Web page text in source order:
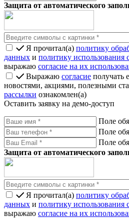
Защита от автоматического
Я прочитал(а) политику
данных и политику использования
выражаю согласие на их
Выражаю согласие получать
новостями, акциями, полезными
рассылки ознакомлен(а)
Оставить заявку на демо-доступ
Поле
Поле
Поле
Защита от автоматического
Я прочитал(а) политику
данных и политику использования
выражаю согласие на их